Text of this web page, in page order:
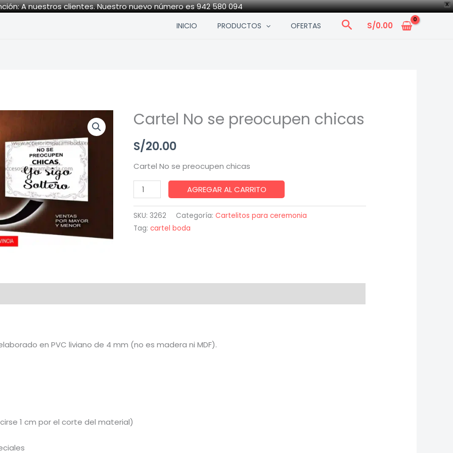
X
A nuestros clientes. Nuestro nuevo número es 942 580 094
INICIO PRODUCTOS OFERTAS Search
S/0.00
Cartel No se preocupen chicas
S/20.00
Cartel No se preocupen chicas
Cartel
se
chicas
quantity
AGREGAR AL CARRITO
SKU: 3262 Categoría: Cartelitos para ceremonia
Tag: cartel boda
en PVC liviano de 4 mm (no es madera ni MDF).
1 cm por el corte del material)